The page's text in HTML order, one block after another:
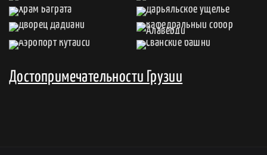
Достопримечательности Грузии